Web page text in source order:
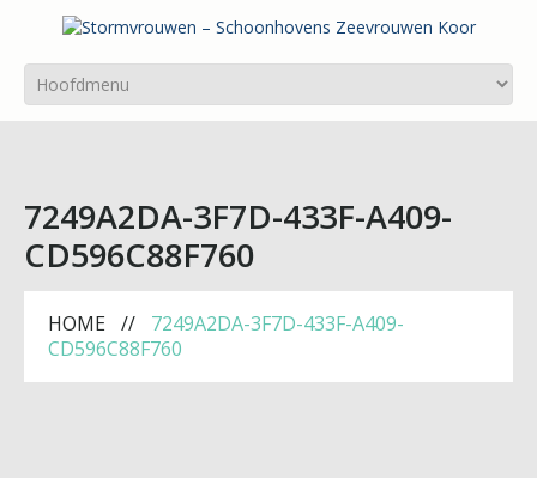
7249A2DA-3F7D-433F-A409-
CD596C88F760
HOME
7249A2DA-3F7D-433F-A409-
CD596C88F760